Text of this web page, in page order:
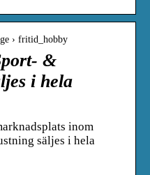
› fritid_hobby
&
i hela
inom
säljes i hela